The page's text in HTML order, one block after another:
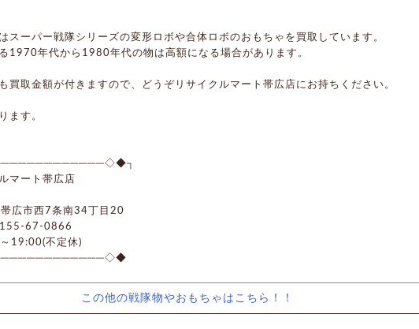
スーパー戦隊シリーズの変形ロボや合体ロボのおもちゃを買取しています。
1970年代から1980年代の物は高額になる場合があります。
買取金額が付きますので、どうぞリサイクルマート帯広店にお持ちください。
ます。
帯広店
市西7条南34丁目20
0866
不定休)
この他の戦隊物やおもちゃはこちら！！